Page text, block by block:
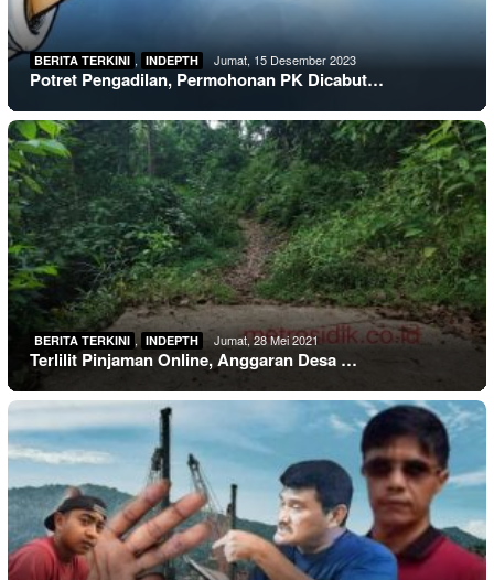
BERITA TERKINI , INDEPTH Jumat, 15 Desember 2023
Potret Pengadilan, Permohonan PK Dicabut…
BERITA TERKINI , INDEPTH Jumat, 28 Mei 2021
Terlilit Pinjaman Online, Anggaran Desa …